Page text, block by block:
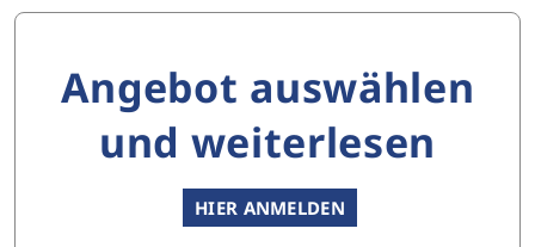
Angebot auswählen
und weiterlesen
HIER ANMELDEN